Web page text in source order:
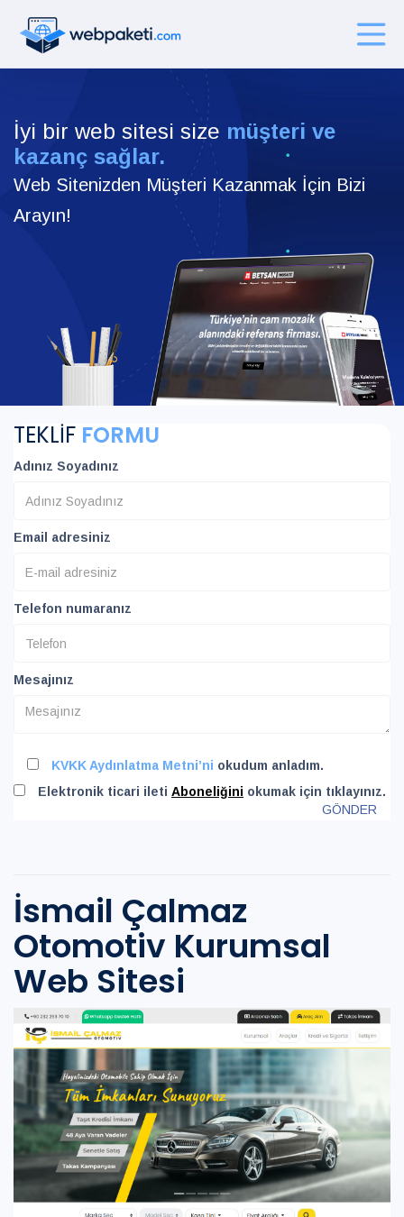
İyi bir web sitesi size müşteri ve
kazanç sağlar.
Web Sitenizden Müşteri Kazanmak İçin Bizi
Arayın!
TEKLİF FORMU
Adınız Soyadınız
Email adresiniz
Telefon numaranız
Mesajınız
KVKK Aydınlatma Metni’ni okudum anladım.
Elektronik ticari ileti Aboneliğini okumak için tıklayınız.
GÖNDER
İsmail Çalmaz
Otomotiv Kurumsal
Web Sitesi